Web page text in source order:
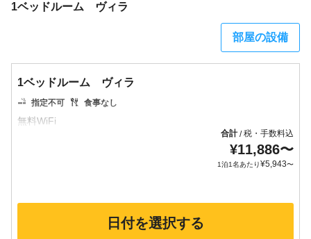
1ベッドルーム ヴィラ
部屋の設備
1ベッドルーム ヴィラ
指定不可 食事なし
合計/税・手数料込
¥11,886〜
1泊1名あたり¥5,943〜
日付を選択する